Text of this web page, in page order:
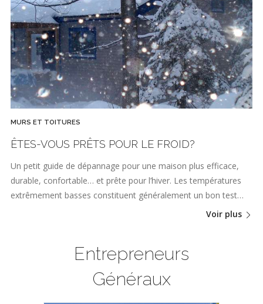
MURS ET TOITURES
ÊTES-VOUS PRÊTS POUR LE FROID?
Un petit guide de dépannage pour une maison plus efficace,
durable, confortable… et prête pour l’hiver. Les températures
extrêmement basses constituent généralement un bon test…
Voir plus
Entrepreneurs
Généraux